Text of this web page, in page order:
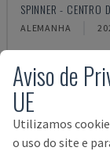
SPINNER - CENTRO
ALEMANHA
Aviso de
UE
Utilizamos
o uso do site e